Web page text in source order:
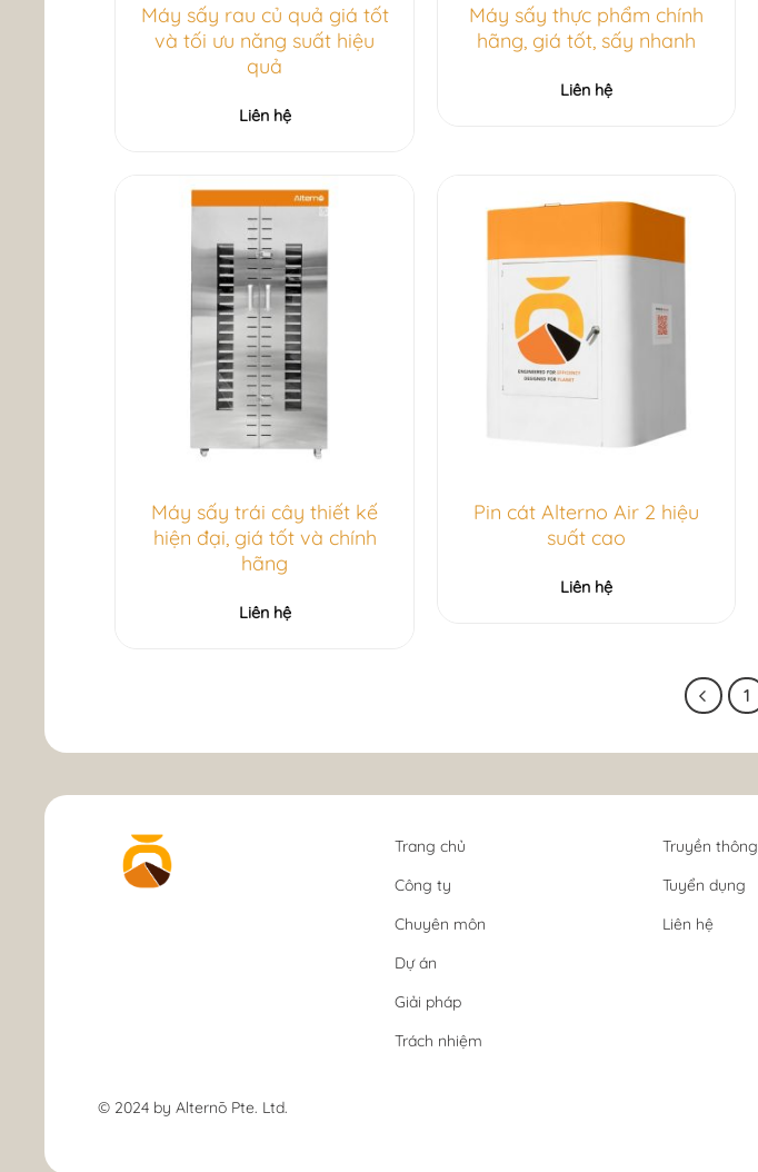
Máy sấy rau củ quả giá tốt
và tối ưu năng suất hiệu
quả
Liên hệ
Máy sấy thực phẩm chính
hãng, giá tốt, sấy nhanh
Liên hệ
Máy sấy trái cây thiết kế
hiện đại, giá tốt và chính
hãng
Liên hệ
Pin cát Alterno Air 2 hiệu
suất cao
Liên hệ
1
Trang chủ
Công ty
Chuyên môn
Dự án
Giải pháp
Trách nhiệm
Truyền thông
Tuyển dụng
Liên hệ
© 2024 by Alternō Pte. Ltd.